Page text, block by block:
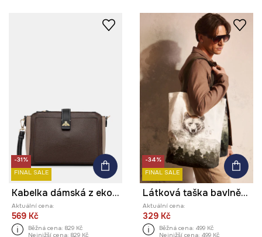
-31%
FINAL SALE
Kabelka dámská z ekokůže
Aktuální cena:
569 Kč
Běžná cena: 829 Kč
Nejnižší cena: 829 Kč
-34%
FINAL SALE
Látková taška bavlněná
Aktuální cena:
329 Kč
Běžná cena: 499 Kč
Nejnižší cena: 499 Kč